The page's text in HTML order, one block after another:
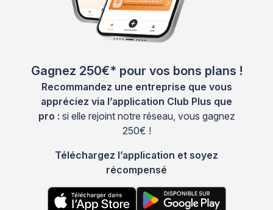
Gagnez 250€* pour vos bons plans !
Recommandez une entreprise que vous
appréciez via l’application Club Plus que
pro : si elle rejoint notre réseau, vous gagnez
250€ !
Téléchargez l’application et soyez
récompensé